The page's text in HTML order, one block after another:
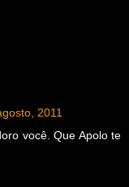
2011
você. Que Apolo te